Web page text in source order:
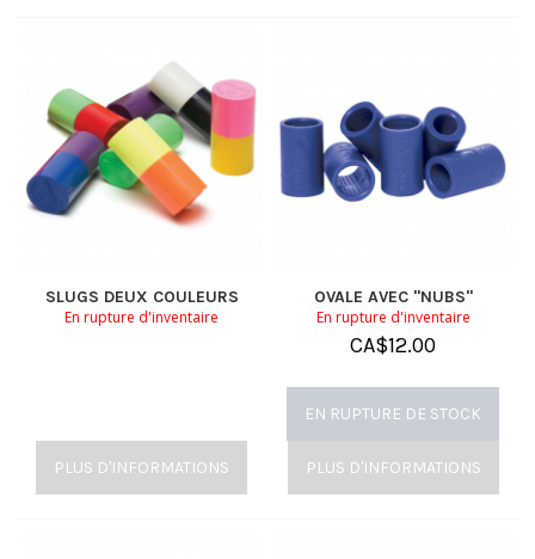
SLUGS DEUX COULEURS
En rupture d'inventaire
PLUS D'INFORMATIONS
OVALE AVEC "NUBS"
En rupture d'inventaire
CA$12.00
EN RUPTURE DE STOCK
PLUS D'INFORMATIONS